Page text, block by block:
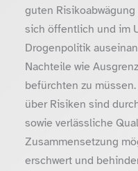
guten
sich öffentlich und im
Drogenpolitik
Nachteile wie
befürchten zu
über Risiken sind
sowie verlässliche
Zusammensetzung
erschwert und